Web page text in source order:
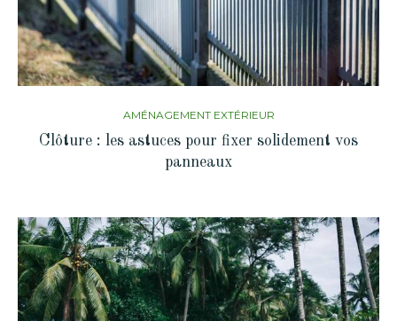
AMÉNAGEMENT EXTÉRIEUR
Clôture : les astuces pour fixer solidement vos
panneaux